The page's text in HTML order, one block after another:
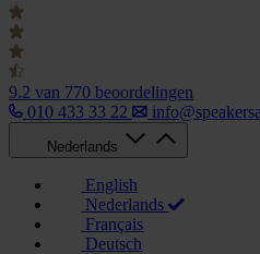
9.2 van 770 beoordelingen
010 433 33 22
Nederlands
English
Nederlands
Français
Deutsch